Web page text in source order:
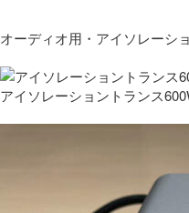
オーディオ用・アイソレーシ
アイソレーショントランス